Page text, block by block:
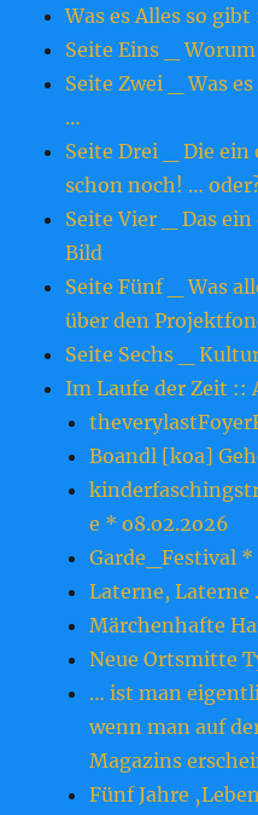
Was es Alles so
Seite Eins _
Seite Zwei _ Was
…
Seite Drei _ Die ein
schon noch! …
Seite Vier _ Das
Bild
Seite Fünf _ Was
über den
Seite Sechs _
Im Laufe der Zeit ::
Boandl [koa]
e * o8.o2.2o26
Garde_Festival *
Laterne, Laterne
Märchenhafte
Neue Ortsmitte
… ist man
wenn man auf
Magazins
Fünf Jahre